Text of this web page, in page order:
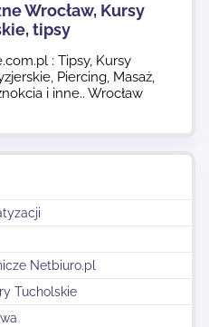
Netbiuro.pl
Tucholskie
Wrocław, Kursy
tipsy
: Tipsy, Kursy
Piercing, Masaż,
i inne.. Wrocław